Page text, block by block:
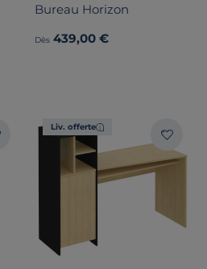
Bureau Horizon
Dès 439,00 €
Liv. offerte